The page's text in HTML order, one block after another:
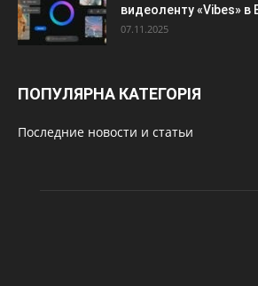
видеоленту «Vibes» в
07.11.2025
ПОПУЛЯРНА КАТЕГОРІЯ
Последние новости и статьи